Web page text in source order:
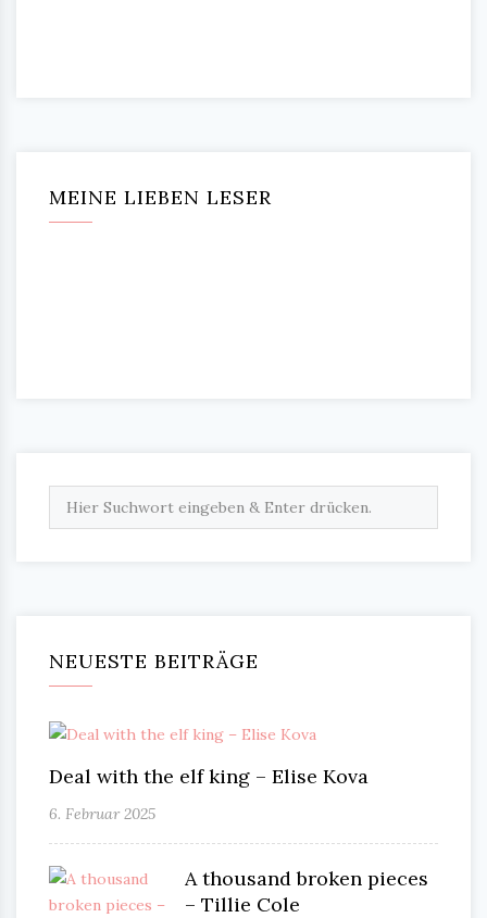
MEINE LIEBEN LESER
NEUESTE BEITRÄGE
Deal with the elf king – Elise Kova
6. Februar 2025
A thousand broken pieces
– Tillie Cole